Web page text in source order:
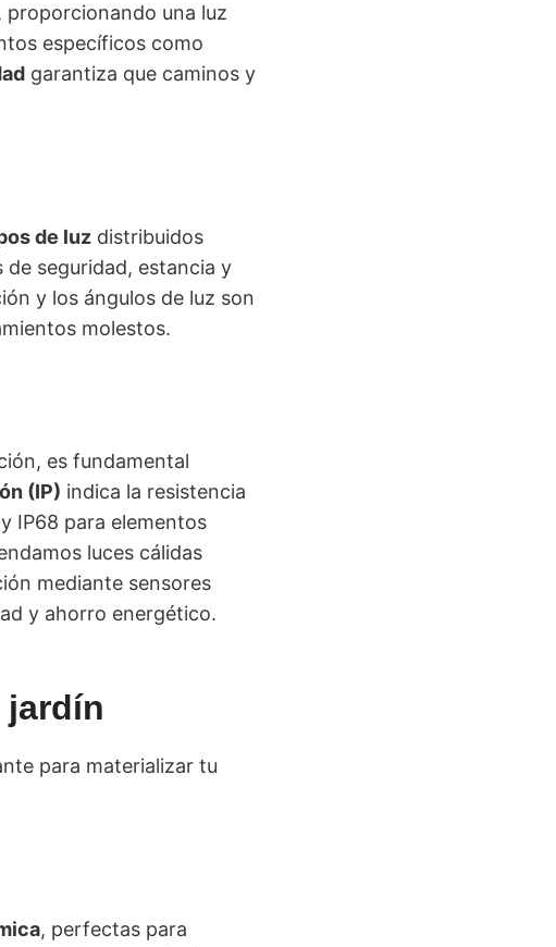
proporcionando una luz
específicos como
garantiza que caminos y
de luz distribuidos
seguridad, estancia y
y los ángulos de luz son
molestos.
es fundamental
(IP) indica la resistencia
IP68 para elementos
luces cálidas
mediante sensores
y ahorro energético.
jardín
para materializar tu
, perfectas para